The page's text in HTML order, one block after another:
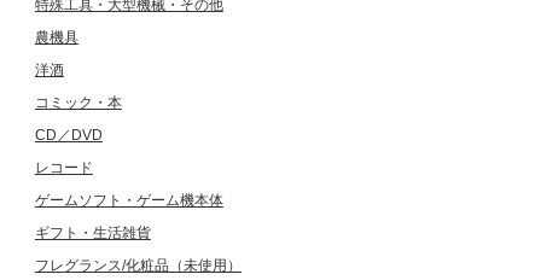
特殊工具・大型機械・その他
農機具
洋酒
コミック・本
CD／DVD
レコード
ゲームソフト・ゲーム機本体
ギフト・生活雑貨
フレグランス/化粧品（未使用）